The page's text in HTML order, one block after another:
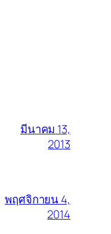
มีนาคม 13,
2013
พฤศจิกายน 4,
2014